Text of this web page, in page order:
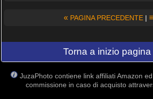
« PAGINA PRECEDENTE | ≡
Torna a inizio
JuzaPhoto contiene link affiliati Amazon
commissione in caso di acquisto